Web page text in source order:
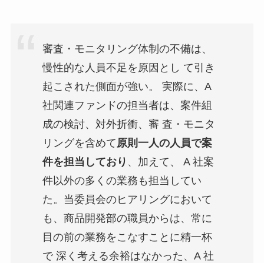
審査・モニタリング体制の不備は、
慢性的な人員不足を原因とし て引き
起こされた側面が強い。 実際に、A
社関連ファンドの担当者は、案件組
成の検討、対外折衝、審 査・モニタ
リングを含めて原則一人の人員で案
件を担当しており 、加えて、 A 社案
件以外の多くの業務も担当してい
た。当委員会のヒアリングにおいて
も、商品開発部の職員からは、常に
目の前の業務をこなすことに精一杯
で 深く考える余裕はなかった、A 社